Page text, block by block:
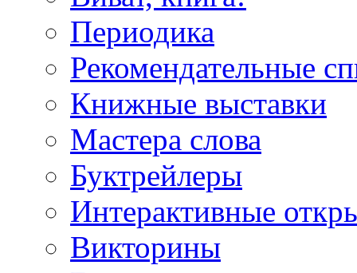
Периодика
Рекомендательные
Книжные выставки
Мастера слова
Буктрейлеры
Интерактивные
Викторины